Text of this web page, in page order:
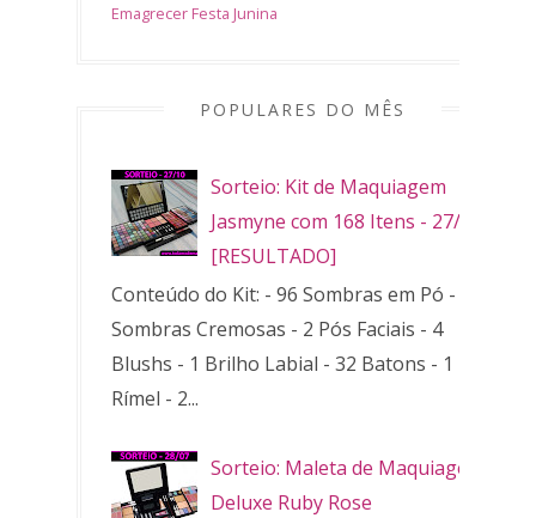
Emagrecer Festa Junina
POPULARES DO MÊS
Sorteio: Kit de Maquiagem
Jasmyne com 168 Itens - 27/10
[RESULTADO]
Conteúdo do Kit: - 96 Sombras em Pó - 32
Sombras Cremosas - 2 Pós Faciais - 4
Blushs - 1 Brilho Labial - 32 Batons - 1
Rímel - 2...
Sorteio: Maleta de Maquiagem
Deluxe Ruby Rose